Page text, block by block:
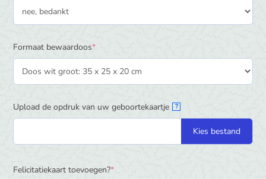
Formaat bewaardoos*(required)
Upload de opdruk van uw geboortekaartje ?
Kies bestand
Felicitatiekaart toevoegen?*(required)